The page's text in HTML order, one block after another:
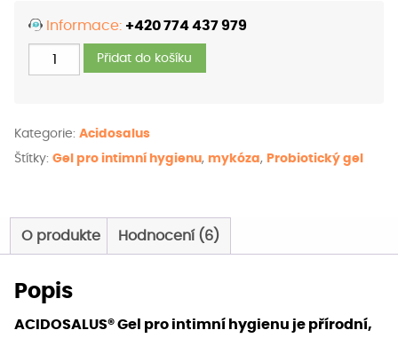
Informace: +420 774 437 979
ACIDOSALUS®
Gel
hygienu
množství
Přidat do košíku
Kategorie: Acidosalus
Štítky: Gel pro intimní hygienu, mykóza, Probiotický gel
O produkte Hodnocení (6)
Popis
ACIDOSALUS® Gel pro intimní hygienu je přírodní,